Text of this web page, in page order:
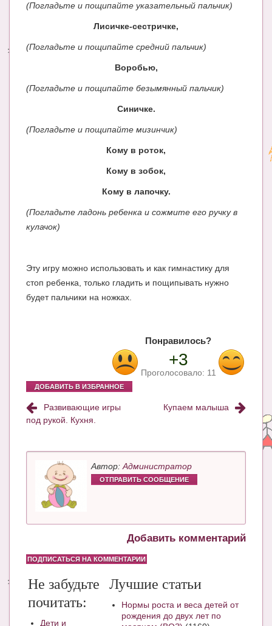
БЕРЕМЕННОСТЬ
Календарь беременности
Энциклопедия
Энциклопедия беременных
Мамина энциклопедия
СЕРВИСЫ И ПРИЛОЖЕНИЯ
Сервис. Оценка роста и веса ребенка
Приложения для Android
Опросы
НОВОСТИ ЛОПОТУНА
Сотрудничество. Авторам
(Погладьте и пощипайте указательный пальчик)
Лисичке-сестричке,
(Погладьте и пощипайте средний пальчик)
Воробью,
(Погладьте и пощипайте безымянный пальчик)
Синичке.
(Погладьте и пощипайте мизинчик)
Кому в роток,
Кому в зобок,
Кому в лапочку.
(Погладьте ладонь ребенка и сожмите его ручку в
кулачок)
Эту игру можно использовать и как гимнастику для
стоп ребенка, только гладить и пощипывать нужно
будет пальчики на ножках.
Понравилось?
+3
Проголосовало: 11
ДОБАВИТЬ В ИЗБРАННОЕ
Развивающие игры
под рукой. Кухня.
Купаем малыша
Автор: Администратор
ОТПРАВИТЬ СООБЩЕНИЕ
Добавить комментарий
ПОДПИСАТЬСЯ НА КОММЕНТАРИИ
Не забудьте
почитать:
Дети и
Лучшие статьи
Нормы роста и веса детей от
рождения до двух лет по